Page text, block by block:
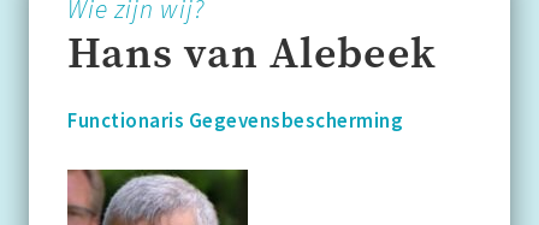
Wie zijn wij?
Hans van Alebeek
Functionaris Gegevensbescherming